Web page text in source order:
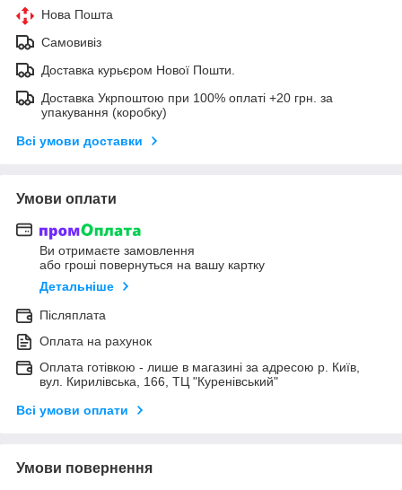
Нова Пошта
Самовивіз
Доставка курьєром Нової Пошти.
Доставка Укрпоштою при 100% оплаті +20 грн. за
упакування (коробку)
Всі умови доставки
Умови оплати
Ви отримаєте замовлення
або гроші повернуться на вашу картку
Детальніше
Післяплата
Оплата на рахунок
Оплата готівкою - лише в магазині за адресою р. Київ,
вул. Кирилівська, 166, ТЦ "Куренівський"
Всі умови оплати
Умови повернення